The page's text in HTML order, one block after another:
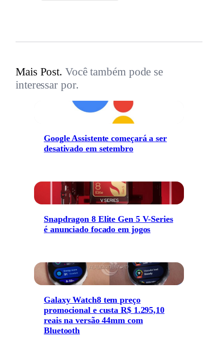
Mais Post. Você também pode se
interessar por.
Google Assistente começará a ser
desativado em setembro
Snapdragon 8 Elite Gen 5 V-Series
é anunciado focado em jogos
Galaxy Watch8 tem preço
promocional e custa R$ 1.295,10
reais na versão 44mm com
Bluetooth